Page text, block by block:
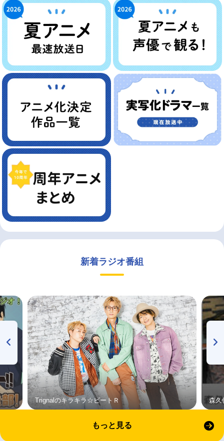
新着ラジオ番組
Trignalのキラキラ☆ビートＲ 森久
もっと見る